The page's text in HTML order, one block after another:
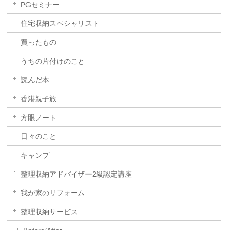
PGセミナー
住宅収納スペシャリスト
買ったもの
うちの片付けのこと
読んだ本
香港親子旅
方眼ノート
日々のこと
キャンプ
整理収納アドバイザー2級認定講座
我が家のリフォーム
整理収納サービス